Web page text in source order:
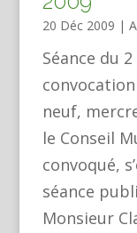
20 Déc 2009 |
Séance du
neuf,
le Conseil
convoqué,
séance
Monsieur